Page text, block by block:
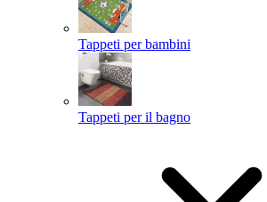
Tappeti per bambini
Tappeti per il bagno